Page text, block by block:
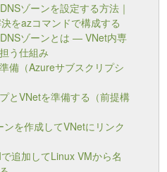
ゾーンを設定する方法｜
をazコマンドで構成する
ゾーンとは — VNet内専
う仕組み
備（Azureサブスクリプシ
とVNetを準備する（前提構
ンを作成してVNetにリンク
追加してLinux VMから名